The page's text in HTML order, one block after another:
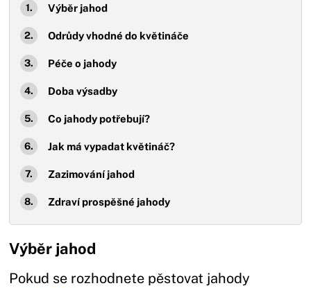
Výběr jahod
Odrůdy vhodné do květináče
Péče o jahody
Doba výsadby
Co jahody potřebují?
Jak má vypadat květináč?
Zazimování jahod
Zdraví prospěšné jahody
Výběr jahod
Pokud se rozhodnete pěstovat jahody